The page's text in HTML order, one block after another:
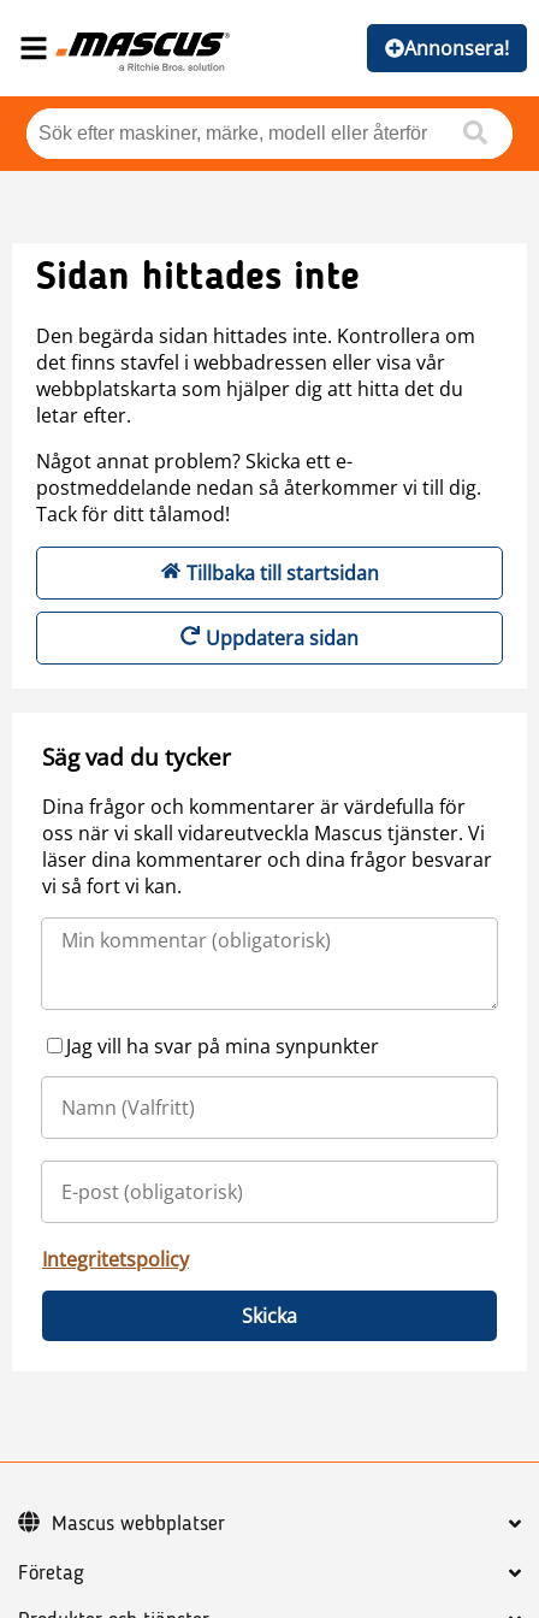
Annonsera!
Sidan hittades inte
Den begärda sidan hittades inte. Kontrollera om
det finns stavfel i webbadressen eller visa vår
webbplatskarta som hjälper dig att hitta det du
letar efter.
Något annat problem? Skicka ett e-
postmeddelande nedan så återkommer vi till dig.
Tack för ditt tålamod!
Tillbaka till startsidan
Uppdatera sidan
Säg vad du tycker
Dina frågor och kommentarer är värdefulla för
oss när vi skall vidareutveckla Mascus tjänster. Vi
läser dina kommentarer och dina frågor besvarar
vi så fort vi kan.
Jag vill ha svar på mina synpunkter
Integritetspolicy
Skicka
Företag
Mascus webbplatser